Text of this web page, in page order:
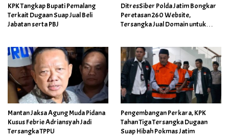
KPK Tangkap Bupati Pemalang
Terkait Dugaan Suap Jual Beli
Jabatan serta PBJ
DitresSiber Polda Jatim Bongkar
Peretasan 260 Website,
Tersangka Jual Domain untuk
Mantan Jaksa Agung Muda Pidana
Kusus Febrie Adriansyah Jadi
Tersangka TPPU
Pengembangan Perkara, KPK
Tahan Tiga Tersangka Dugaan
Suap Hibah Pokmas Jatim